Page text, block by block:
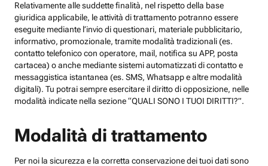
Relativamente alle suddette finalità, nel rispetto della base
giuridica applicabile, le attività di trattamento potranno essere
eseguite mediante l’invio di questionari, materiale pubblicitario,
informativo, promozionale, tramite modalità tradizionali (es.
contatto telefonico con operatore, mail, notifica su APP, posta
cartacea) o anche mediante sistemi automatizzati di contatto e
messaggistica istantanea (es. SMS, Whatsapp e altre modalità
digitali). Tu potrai sempre esercitare il diritto di opposizione, nelle
modalità indicate nella sezione “QUALI SONO I TUOI DIRITTI?”.
Modalità di trattamento
Per noi la sicurezza e la corretta conservazione dei tuoi dati sono